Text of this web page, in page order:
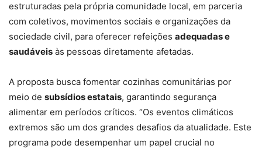
estruturadas pela própria comunidade local, em parceria
com coletivos, movimentos sociais e organizações da
sociedade civil, para oferecer refeições adequadas e
saudáveis às pessoas diretamente afetadas.
A proposta busca fomentar cozinhas comunitárias por
meio de subsídios estatais, garantindo segurança
alimentar em períodos críticos. “Os eventos climáticos
extremos são um dos grandes desafios da atualidade. Este
programa pode desempenhar um papel crucial no